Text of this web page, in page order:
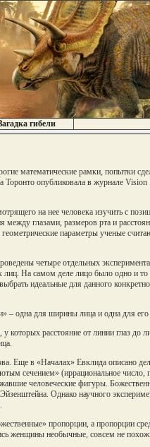
гибели
математические рамки, попытки
опубликовала в журнале
на нее человека изучить с
между глазами, размеров рта и
параметры ученые
четыре отдельных
лиц. На самом деле лицо было одно и
идеальные для данного
– одна для ширины лица и одна для его
которых расстояние от линии глаз до
Еще в «Началах» Евклида описано
сечением» (иррациональное
человеческие фигуры.
Однако научного
пропорции, а пропорции
женщины необычные, совсем не